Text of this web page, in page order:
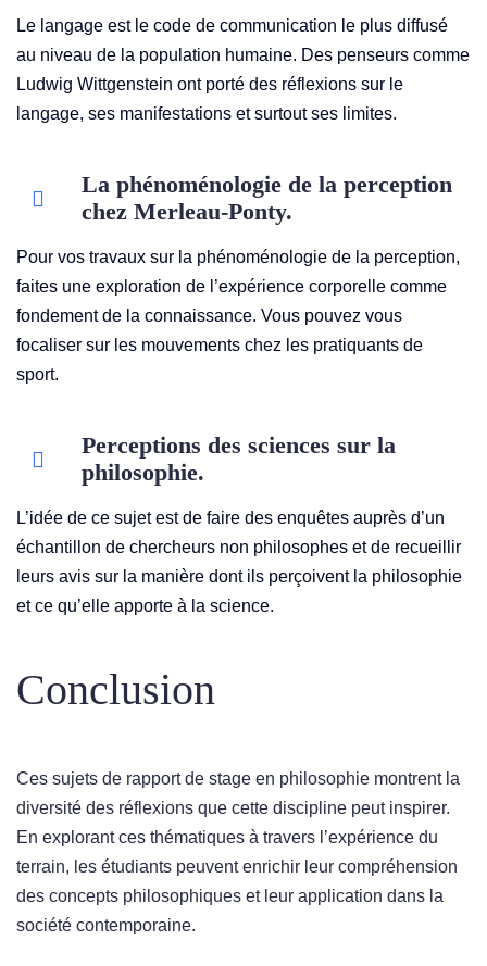
Le langage est le code de communication le plus diffusé
au niveau de la population humaine. Des penseurs comme
Ludwig Wittgenstein ont porté des réflexions sur le
langage, ses manifestations et surtout ses limites.
La phénoménologie de la perception
chez Merleau-Ponty.
Pour vos travaux sur la phénoménologie de la perception,
faites une exploration de l’expérience corporelle comme
fondement de la connaissance. Vous pouvez vous
focaliser sur les mouvements chez les pratiquants de
sport.
Perceptions des sciences sur la
philosophie.
L’idée de ce sujet est de faire des enquêtes auprès d’un
échantillon de chercheurs non philosophes et de recueillir
leurs avis sur la manière dont ils perçoivent la philosophie
et ce qu’elle apporte à la science.
Conclusion
Ces sujets de rapport de stage en philosophie montrent la
diversité des réflexions que cette discipline peut inspirer.
En explorant ces thématiques à travers l’expérience du
terrain, les étudiants peuvent enrichir leur compréhension
des concepts philosophiques et leur application dans la
société contemporaine.